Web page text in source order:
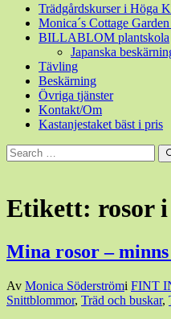
Trädgårdskurser i Höga
Monica´s Cottage
BILLABLOM plantskola
Japanska
Tävling
Beskärning
Övriga tjänster
Kontakt/Om
Kastanjestaket bäst i pris
Sök
efter:
Etikett: rosor
Mina rosor –
Den
12
Av Monica Söderströmi FINT
Snittblommor, Träd och buskar,